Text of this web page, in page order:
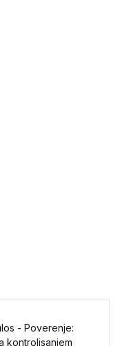
- Poverenje:
kontrolisanjem